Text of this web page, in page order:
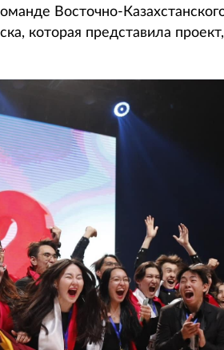
Восточно-
которая представила